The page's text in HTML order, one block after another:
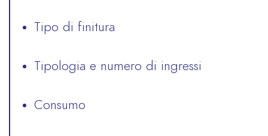
Tipo di finitura
Tipologia e numero di ingressi
Consumo